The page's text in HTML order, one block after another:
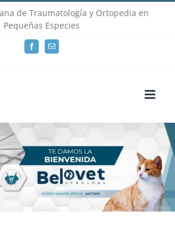
de Traumatología y Ortopedia en
Pequeñas Especies
FacebookEmail
Loading...